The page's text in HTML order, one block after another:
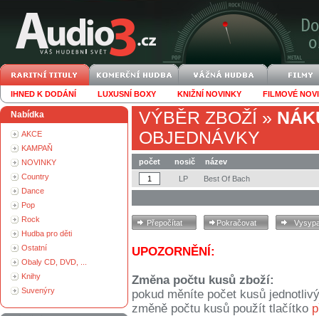
IHNED K DODÁNÍ LUXUSNÍ BOXY KNIŽNÍ NOVINKY FILMOVÉ
Nabídka
AKCE
KAMPAŇ
NOVINKY
Country
Dance
Pop
Rock
Hudba pro děti
Ostatní
Obaly CD, DVD, ...
Knihy
Suvenýry
VÝBĚR ZBOŽÍ »
OBJEDNÁVKY
počet nosič
název
LP
Best Of Bach
UPOZORNĚNÍ:
Změna počtu kusů zboží:
pokud měníte počet kusů
změně počtu kusů použít tlačítko